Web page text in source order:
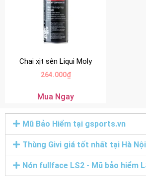
Chai xịt sên Liqui Moly
264.000₫
Mua Ngay
Mũ Bảo Hiểm tại gsports.vn
Thùng Givi giá tốt nhất tại Hà Nội
Nón fullface LS2 - Mũ bảo hiểm